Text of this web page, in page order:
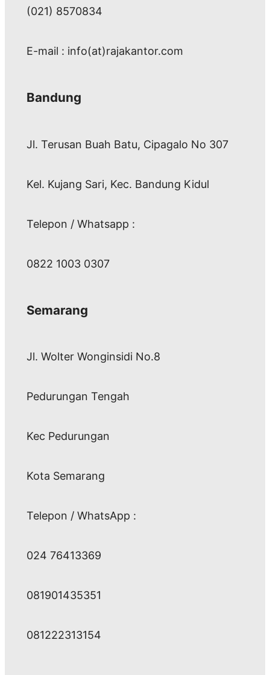
(021) 8570834
E-mail : info(at)rajakantor.com
Bandung
Jl. Terusan Buah Batu, Cipagalo No 307
Kel. Kujang Sari, Kec. Bandung Kidul
Telepon / Whatsapp :
0822 1003 0307
Semarang
Jl. Wolter Wonginsidi No.8
Pedurungan Tengah
Kec Pedurungan
Kota Semarang
Telepon / WhatsApp :
024 76413369
081901435351
081222313154